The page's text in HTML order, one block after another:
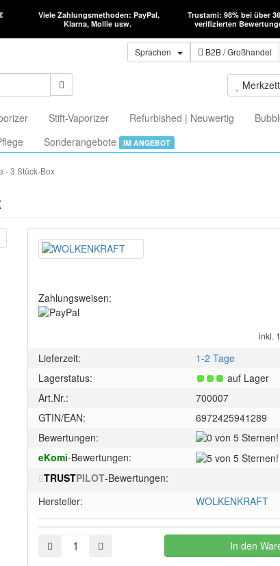
Viele Zahlungsmethoden: PayPal,
Klarna, Mollie usw.
Trustami: 98% bei über
verifizierten
Sprachen B2B/ Großhandel
Stift-Vaporizer Refurbished | Neuwertig
Sonderangebote IM ANGEBOT
- 3 Stück-Box
Zahlungsweisen:
inkl.
Lieferzeit:
1-2 Tage
Lagerstatus:
auf Lager
Art.Nr.:
700007
GTIN/EAN:
6972425941289
Bewertungen:
eKomi-Bewertungen:
TRUSTPILOT-Bewertungen:
Hersteller:
WOLKENKRAFT
In den